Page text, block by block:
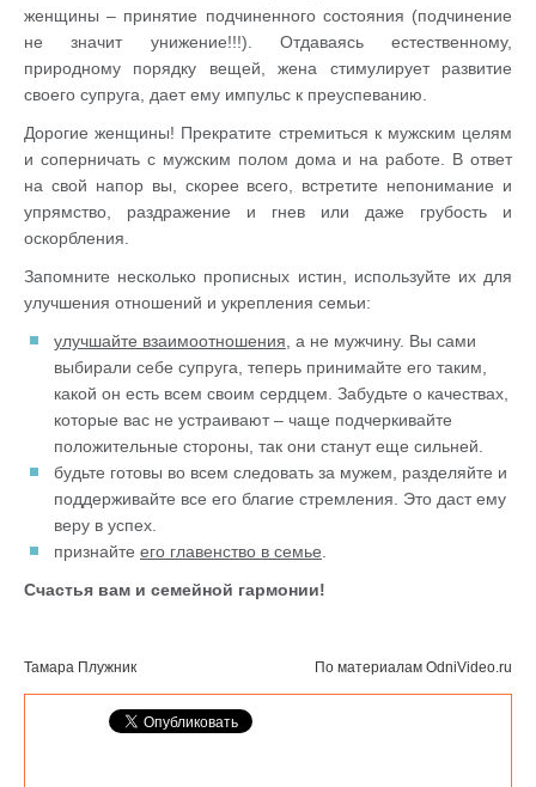
женщины – принятие подчиненного состояния (подчинение
не значит унижение!!!). Отдаваясь естественному,
природному порядку вещей, жена стимулирует развитие
своего супруга, дает ему импульс к преуспеванию.
Дорогие женщины! Прекратите стремиться к мужским целям
и соперничать с мужским полом дома и на работе. В ответ
на свой напор вы, скорее всего, встретите непонимание и
упрямство, раздражение и гнев или даже грубость и
оскорбления.
Запомните несколько прописных истин, используйте их для
улучшения отношений и укрепления семьи:
улучшайте взаимоотношения , а не мужчину. Вы сами
выбирали себе супруга, теперь принимайте его таким,
какой он есть всем своим сердцем. Забудьте о качествах,
которые вас не устраивают – чаще подчеркивайте
положительные стороны, так они станут еще сильней.
будьте готовы во всем следовать за мужем, разделяйте и
поддерживайте все его благие стремления. Это даст ему
веру в успех.
признайте его главенство в семье
Счастья вам и семейной гармонии!
Тамара Плужник По материалам OdniVideo.ru